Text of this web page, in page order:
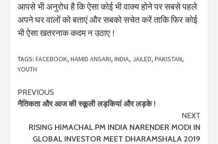
आपसे भी अनुरोध है कि ऐसा कोई भी वाक्य होने पर सबसे पहले
अपने घर वालों को बताएं और सबको सचेत करें ताकि फिर कोई
भी ऐसा खतरनाक कदम न उठाए !
TAGS: FACEBOOK, HAMID ANSARI, INDIA, JAILED, PAKISTAN,
YOUTH
Continue
Reading
PREVIOUS
नैतिकता और आज की स्कूली लड़कियां और लड़के !
NEXT
RISING HIMACHAL PM INDIA NARENDER MODI IN
GLOBAL INVESTOR MEET DHARAMSHALA 2019